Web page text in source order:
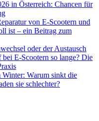
in Österreich: Chancen für
von E-Scootern und
ist – ein Beitrag zum
oder der Austausch
E-Scootern so lange? Die
Warum sinkt die
sie schlechter?